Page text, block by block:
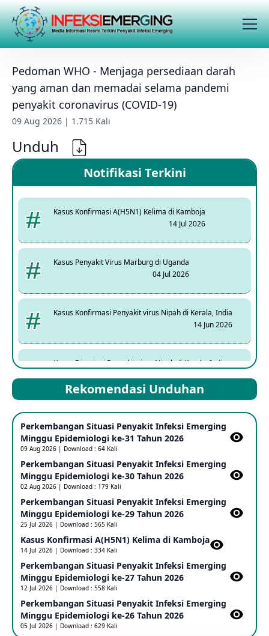
Pedoman WHO - Menjaga persediaan darah
yang aman dan memadai selama pandemi
penyakit coronavirus (COVID-19)
09 Aug 2026 | 1.715 Kali
Unduh
Notifikasi Terkini
Kasus Konfirmasi A(H5N1) Kelima di Kamboja
14 Jul 2026
Kasus Penyakit Virus Marburg di Uganda
04 Jul 2026
Kasus Konfirmasi Penyakit virus Nipah di Kerala, India
14 Jun 2026
Kasus Dicurigai Penyakit virus Nipah di Kerala, India
Mpox Clade 1b di Taiwan
25 May 2026
Update Informasi PHEIC Penyakit Ebola
23 May 2026
Penetapan Outbreak Penyakit Ebola di RD Kongo dan
Uganda Sebagai PHEIC
17 May 2026
Outbreak Penyakti Ebola di RD Kongo
16 May 2026
Kasus Konfirmasi A(H5NN6) di Cina
Rekomendasi Unduhan
Perkembangan Situasi Penyakit Infeksi Emerging
Minggu Epidemiologi ke-31 Tahun 2026
09 Aug 2026 | Download : 64 Kali
Perkembangan Situasi Penyakit Infeksi Emerging
Minggu Epidemiologi ke-30 Tahun 2026
02 Aug 2026 | Download : 179 Kali
Perkembangan Situasi Penyakit Infeksi Emerging
Minggu Epidemiologi ke-29 Tahun 2026
25 Jul 2026 | Download : 565 Kali
Kasus Konfirmasi A(H5N1) Kelima di Kamboja​
14 Jul 2026 | Download : 334 Kali
Perkembangan Situasi Penyakit Infeksi Emerging
Minggu Epidemiologi ke-27 Tahun 2026
12 Jul 2026 | Download : 558 Kali
Perkembangan Situasi Penyakit Infeksi Emerging
Minggu Epidemiologi ke-26 Tahun 2026
05 Jul 2026 | Download : 629 Kali